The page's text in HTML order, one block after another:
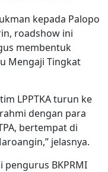
kepada Palopo
roadshow ini
membentuk
Mengaji Tingkat
LPPTKA turun ke
dengan para
bertempat di
jelasnya.
pengurus BKPRMI